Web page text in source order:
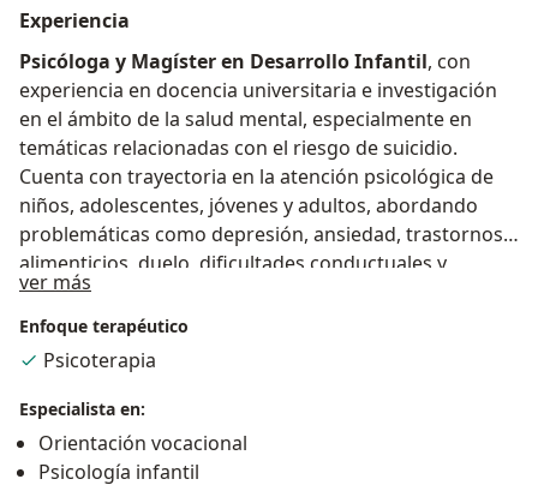
Experiencia
Psicóloga y Magíster en Desarrollo Infantil, con
experiencia en docencia universitaria e investigación
en el ámbito de la salud mental, especialmente en
temáticas relacionadas con el riesgo de suicidio.
Cuenta con trayectoria en la atención psicológica de
niños, adolescentes, jóvenes y adultos, abordando
problemáticas como depresión, ansiedad, trastornos
alimenticios, duelo, dificultades conductuales y
emocionales.
Brinda además acompañamiento en procesos de
crecimiento personal, toma de decisiones, manejo del
estrés y otras dificultades emocionales que no
necesariamente implican un problemas mentales.
Ofrece asesoría y orientación a padres en temas de
crianza y desarrollo infantil.
ver más
Enfoque terapéutico
Psicoterapia
Especialista en:
Orientación vocacional
Psicología infantil